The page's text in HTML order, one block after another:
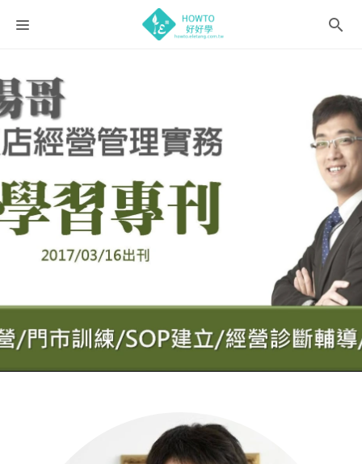
聯絡我們
折扣碼